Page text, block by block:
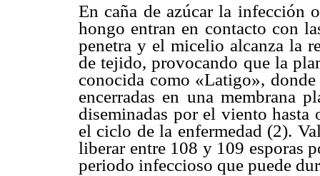
En caña de azúcar la infección
hongo entran en contacto con
penetra y el micelio alcanza la
de tejido, provocando que la
conocida como «Latigo», donde
encerradas en una membrana
diseminadas por el viento
el ciclo de la enfermedad (2).
liberar entre 108 y 109 esporas
periodo infeccioso que puede